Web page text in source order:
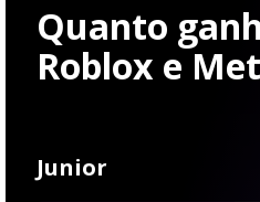
Quanto
Roblox e
Junior